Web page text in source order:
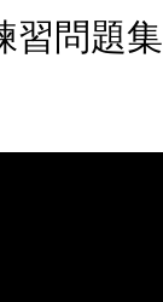
習問題集